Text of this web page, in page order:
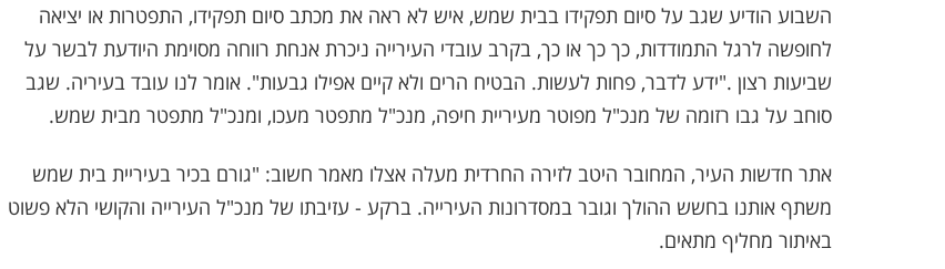
השבוע הודיע שגב על סיום תפקידו בבית שמש, איש לא ראה את מכתב סיום תפקידו, התפטרות או יציאה
לחופשה לרגל התמודדות, כך כך או כך, בקרב עובדי העירייה ניכרת אנחת רווחה מסוימת היודעת לבשר על
שביעות רצון ."ידע לדבר, פחות לעשות. הבטיח הרים ולא קיים אפילו גבעות". אומר לנו עובד בעיריה. שגב
סוחב על גבו רזומה של מנכ"ל מפוטר מעיריית חיפה, מנכ"ל מתפטר מעכו, ומנכ"ל מתפטר מבית שמש.
אתר חדשות העיר, המחובר היטב לזירה החרדית מעלה אצלו מאמר חשוב: "גורם בכיר בעיריית בית שמש
משתף אותנו בחשש ההולך וגובר במסדרונות העירייה. ברקע - עזיבתו של מנכ"ל העירייה והקושי הלא פשוט
באיתור מחליף מתאים.